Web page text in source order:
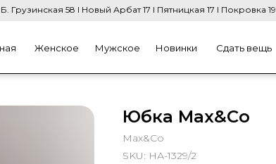
Женское Мужское Новинки Сдать вещь
Грузинская 58 I Новый Арбат 17 I Пятницкая 17 I Покровка 19
Юбка Max&Co
Max&Co
SKU: НА-1329/2